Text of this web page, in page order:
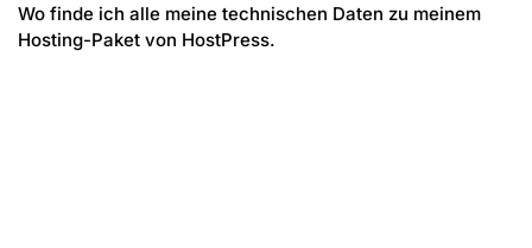
Wo finde ich alle meine technischen Daten zu meinem
Hosting-Paket von HostPress.